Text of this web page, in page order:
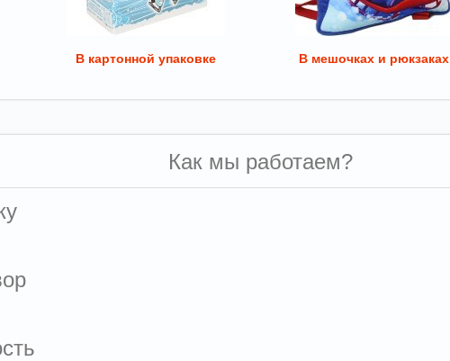
В картонной упаковке В мешочках и рюкзаках
Как мы работаем?